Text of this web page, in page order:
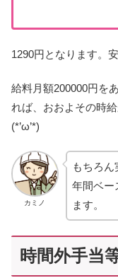
1290円となります。
給料月額200000円を
れば、おおよその時
(*’ω’*)
カミノ
もちろ
年間ベー
ます。
時間外手当